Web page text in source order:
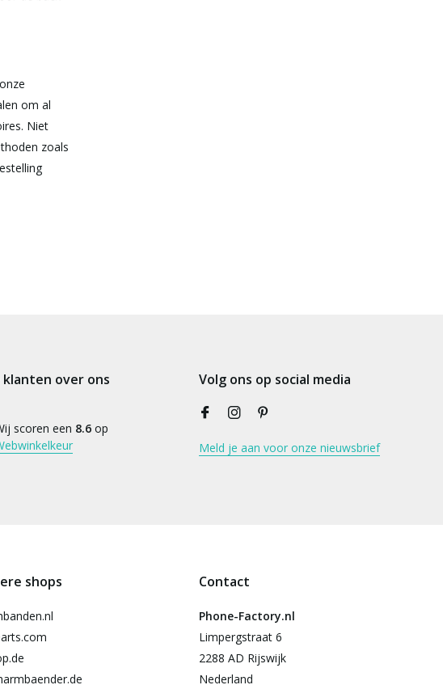
om al
Niet
zoals
klanten over ons
scoren een 8.6 op
Volg ons op social media
Meld je aan voor onze nieuwsbrief
shops Contact
Phone-Factory.nl
Limpergstraat 6
2288 AD Rijswijk
Nederland